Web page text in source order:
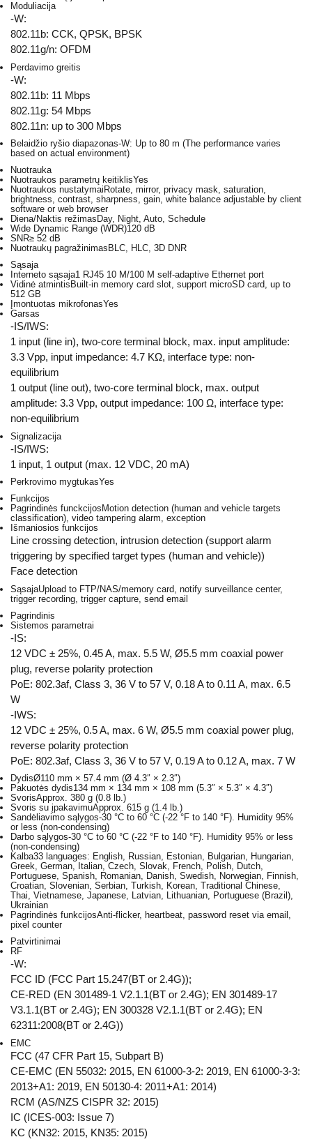
Moduliacija
-W:
802.11b: CCK, QPSK, BPSK
802.11g/n: OFDM
Perdavimo greitis
-W:
802.11b: 11 Mbps
802.11g: 54 Mbps
802.11n: up to 300 Mbps
Belaidžio ryšio diapazonas-W: Up to 80 m (The performance varies
based on actual environment)
Nuotrauka
Nuotraukos parametrų keitiklisYes
Nuotraukos nustatymai Rotate, mirror, privacy mask, saturation,
brightness, contrast, sharpness, gain, white balance adjustable by client
software or web browser
Diena/Naktis režimas Day, Night, Auto, Schedule
Wide Dynamic Range (WDR)120 dB
SNR≥ 52 dB
Nuotraukų pagražinimas BLC, HLC, 3D DNR
Sąsaja
Interneto sąsaja1 RJ45 10 M/100 M self-adaptive Ethernet port
Vidinė atmintis Built-in memory card slot, support microSD card, up to
512 GB
Įmontuotas mikrofonasYes
Garsas
-IS/IWS:
1 input (line in), two-core terminal block, max. input amplitude:
3.3 Vpp, input impedance: 4.7 KΩ, interface type: non-
equilibrium
1 output (line out), two-core terminal block, max. output
amplitude: 3.3 Vpp, output impedance: 100 Ω, interface type:
non-equilibrium
Signalizacija
-IS/IWS:
1 input, 1 output (max. 12 VDC, 20 mA)
Perkrovimo mygtukasYes
Funkcijos
Pagrindinės funckcijos Motion detection (human and vehicle targets
classification), video tampering alarm, exception
Išmaniosios funkcijos
Line crossing detection, intrusion detection (support alarm
triggering by specified target types (human and vehicle))
Face detection
SąsajaUpload to FTP/NAS/memory card, notify surveillance center,
trigger recording, trigger capture, send email
Pagrindinis
Sistemos parametrai
-IS:
12 VDC ± 25%, 0.45 A, max. 5.5 W, Ø5.5 mm coaxial power
plug, reverse polarity protection
PoE: 802.3af, Class 3, 36 V to 57 V, 0.18 A to 0.11 A, max. 6.5
W
-IWS:
12 VDC ± 25%, 0.5 A, max. 6 W, Ø5.5 mm coaxial power plug,
reverse polarity protection
PoE: 802.3af, Class 3, 36 V to 57 V, 0.19 A to 0.12 A, max. 7 W
DydisØ110 mm × 57.4 mm (Ø 4.3″ × 2.3″)
Pakuotės dydis134 mm × 134 mm × 108 mm (5.3″ × 5.3″ × 4.3″)
SvorisApprox. 380 g (0.8 lb.)
Svoris su įpakavimuApprox. 615 g (1.4 lb.)
Sandėliavimo sąlygos-30 °C to 60 °C (-22 °F to 140 °F). Humidity 95%
or less (non-condensing)
Darbo sąlygos-30 °C to 60 °C (-22 °F to 140 °F). Humidity 95% or less
(non-condensing)
Kalba33 languages: English, Russian, Estonian, Bulgarian, Hungarian,
Greek, German, Italian, Czech, Slovak, French, Polish, Dutch,
Portuguese, Spanish, Romanian, Danish, Swedish, Norwegian, Finnish,
Croatian, Slovenian, Serbian, Turkish, Korean, Traditional Chinese,
Thai, Vietnamese, Japanese, Latvian, Lithuanian, Portuguese (Brazil),
Ukrainian
Pagrindinės funkcijosAnti-flicker, heartbeat, password reset via email,
pixel counter
Patvirtinimai
RF
-W:
FCC ID (FCC Part 15.247(BT or 2.4G));
CE-RED (EN 301489-1 V2.1.1(BT or 2.4G); EN 301489-17
V3.1.1(BT or 2.4G); EN 300328 V2.1.1(BT or 2.4G); EN
62311:2008(BT or 2.4G))
EMC
FCC (47 CFR Part 15, Subpart B)
CE-EMC (EN 55032: 2015, EN 61000-3-2: 2019, EN 61000-3-3:
2013+A1: 2019, EN 50130-4: 2011+A1: 2014)
RCM (AS/NZS CISPR 32: 2015)
IC (ICES-003: Issue 7)
KC (KN32: 2015, KN35: 2015)